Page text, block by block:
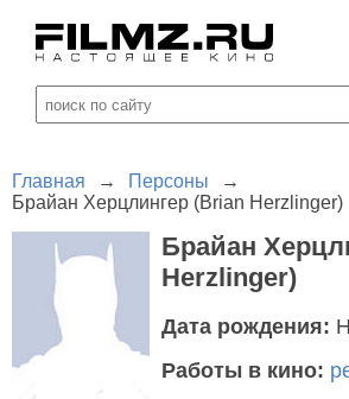
Главная → Персоны
→
Брайан Херцлингер (Brian Herzlinger)
Брайан
Herzlinger)
Дата рождения:
Работы в кино: